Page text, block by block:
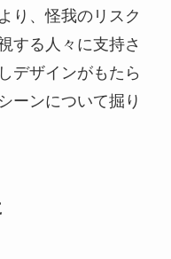
り、怪我のリスク
する人々に支持さ
デザインがもたら
ーンについて掘り